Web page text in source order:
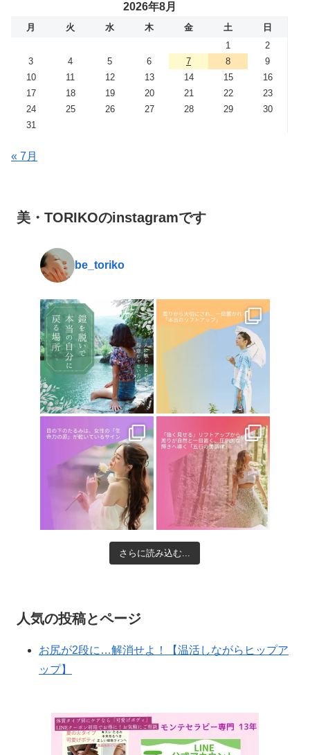
2026年8月
月 火 水 木 金 土
日
1
2
3
4 5 6 7 8
9
10
11 12 13 14 15
16
17
18 19 20 21 22
23
24
25 26 27 28 29
30
31
« 7月
美・TORIKOのinstagramです
be_toriko
さらに読み込む...
人気の投稿とページ
お尻が2段に…解消せよ！【温活しながらヒップア
ップ】